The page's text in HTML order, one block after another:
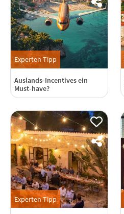
Experten-Tipp
Auslands-Incentives ein
Must-have?
Experten-Tipp